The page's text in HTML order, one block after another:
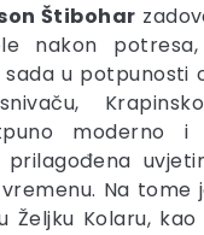
Štibohar
nakon
u potpunosti
moderno i
Na tome
Željku Kolaru,